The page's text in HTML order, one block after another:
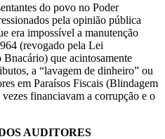
do povo no Poder
pela opinião pública
era impossível a manutenção
(revogado pela Lei
que acintosamente
a “lavagem de dinheiro” ou
em Paraísos Fiscais (Blindagem
financiavam a corrupção e o
AUDITORES